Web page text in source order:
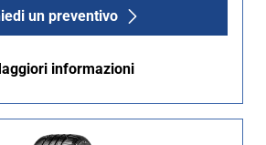
un preventivo
informazioni